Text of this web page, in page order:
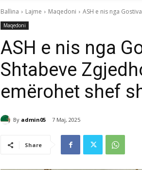
Ballina Lajme Maqedoni ASH e nis nga
Maqedoni
ASH e nis nga
Shtabeve
emërohet shef
By admin05 7 Maj, 2025
Share